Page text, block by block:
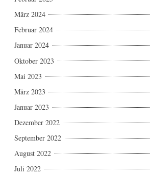
März 2024
Februar 2024
Januar 2024
Oktober 2023
Mai 2023
März 2023
Januar 2023
Dezember 2022
September 2022
August 2022
Juli 2022